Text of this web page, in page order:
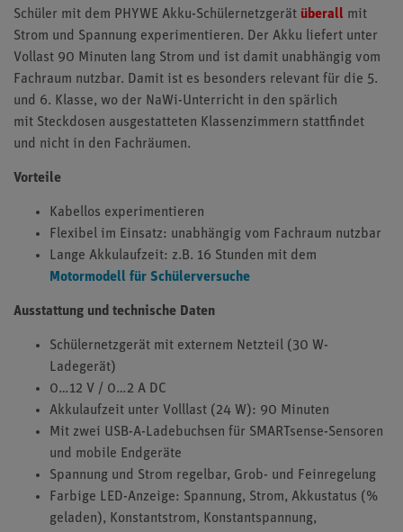
Schüler mit dem PHYWE Akku-Schülernetzgerät überall mit
Strom und Spannung experimentieren. Der Akku liefert unter
Vollast 90 Minuten lang Strom und ist damit unabhängig vom
Fachraum nutzbar. Damit ist es besonders relevant für die 5.
und 6. Klasse, wo der NaWi-Unterricht in den spärlich
mit Steckdosen ausgestatteten Klassenzimmern stattfindet
und nicht in den Fachräumen.
Vorteile
Kabellos experimentieren
Flexibel im Einsatz: unabhängig vom Fachraum nutzbar
Lange Akkulaufzeit: z.B. 16 Stunden mit dem
Motormodell für Schülerversuche
Ausstattung und technische Daten
Schülernetzgerät mit externem Netzteil (30 W-
Ladegerät)
0…12 V / 0…2 A DC
Akkulaufzeit unter Volllast (24 W): 90 Minuten
Mit zwei USB-A-Ladebuchsen für SMARTsense-Sensoren
und mobile Endgeräte
Spannung und Strom regelbar, Grob- und Feinregelung
Farbige LED-Anzeige: Spannung, Strom, Akkustatus (%
geladen), Konstantstrom, Konstantspannung,